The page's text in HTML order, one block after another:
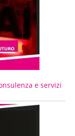
e servizi